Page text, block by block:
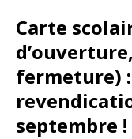
Carte
fermeture)
septembre !